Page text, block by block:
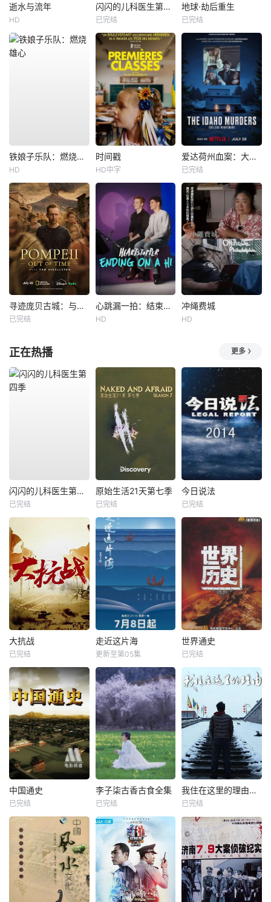
逝水与流年
HD
闪闪的儿科医生第四季
已完结
地球·劫后重生
已完结
铁娘子乐队：燃烧雄心
HD
时间戳
HD中字
爱达荷州血案：大学梦魇
已完结
寻迹庞贝古城：与汤姆·希德勒斯顿同行
已完结
心跳漏一拍：结束在一声嗨
HD
冲绳费城
HD
正在热播 更多
闪闪的儿科医生第四季
已完结
原始生活21天第七季
已完结
今日说法
已完结
大抗战
已完结
走近这片海
更新至第05集
世界通史
已完结
中国通史
已完结
李子柒古香古食全集
已完结
我住在这里的理由第三季
已完结